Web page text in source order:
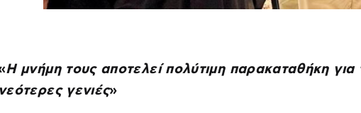
Η μνήμη τους αποτελεί πολύτιμη παρακαταθήκη για
νεότερες γενιές»